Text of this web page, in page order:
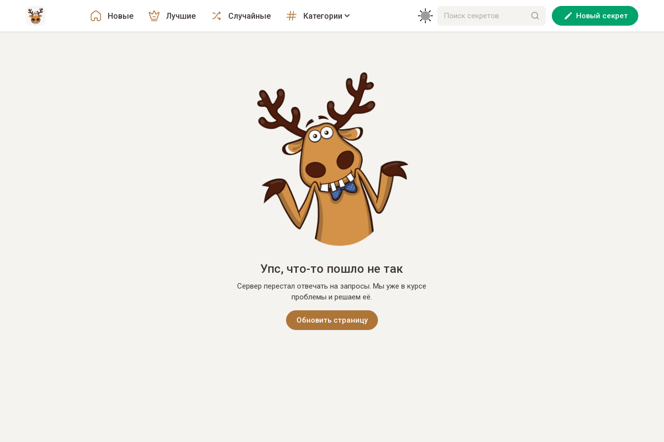
Новые Лучшие Случайные Категории Новый секрет
Упс, что-то пошло не так
Сервер перестал отвечать на запросы. Мы уже в курсе
проблемы и решаем её.
Обновить страницу